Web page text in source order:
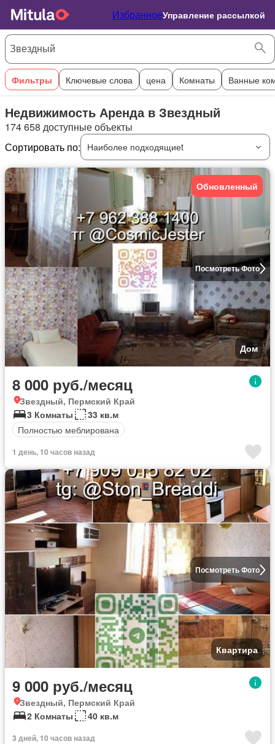
ИзбранноеУправление рассылкой
Фильтры Ключевые слова цена Комнаты Ванные
Недвижимость Аренда в Звездный
174 658 доступные объекты
Сортировать по:
Наиболее подходящиеt
Посмотреть Фото
Обновленный
Дом
8 000 руб./месяц
Звездный, Пермский Край
3 Комнаты
33 кв.м
Полностью меблирована
1 день, 10 часов назад
Посмотреть Фото
Квартира
9 000 руб./месяц
Звездный, Пермский Край
2 Комнаты
40 кв.м
3 дней, 10 часов назад